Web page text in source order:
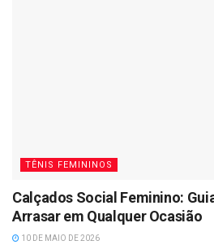
TÊNIS FEMININOS
Calçados Social Feminino:
Arrasar em Qualquer Ocasião
10 DE MAIO DE 2026